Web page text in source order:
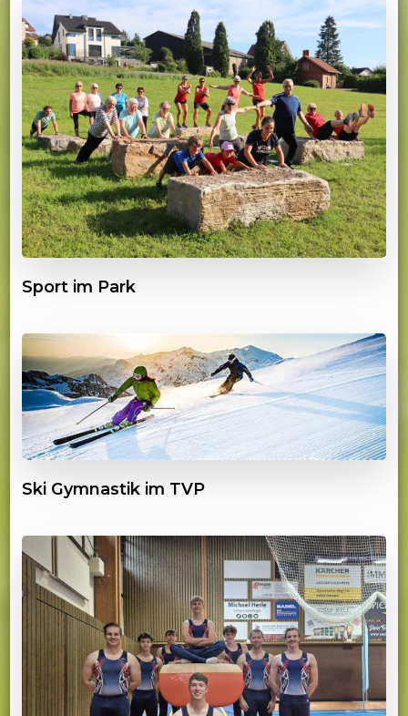
Sport im Park
Ski Gymnastik im TVP